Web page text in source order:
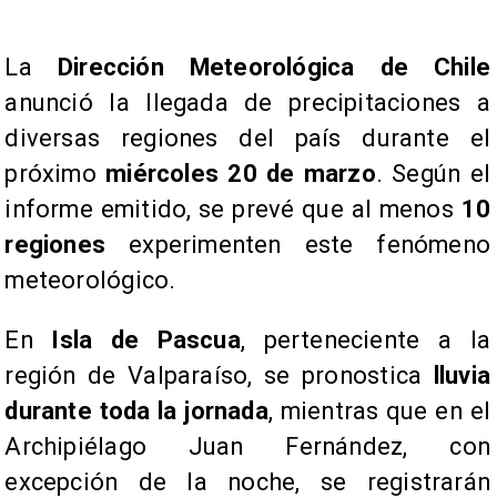
​La Dirección Meteorológica de Chile
anunció la llegada de precipitaciones a
diversas regiones del país durante el
próximo miércoles 20 de marzo. Según el
informe emitido, se prevé que al menos 10
regiones experimenten este fenómeno
meteorológico.
​En Isla de Pascua, perteneciente a la
región de Valparaíso, se pronostica
lluvia
durante toda la jornada, mientras que en el
Archipiélago Juan Fernández, con
excepción de la noche, se registrarán